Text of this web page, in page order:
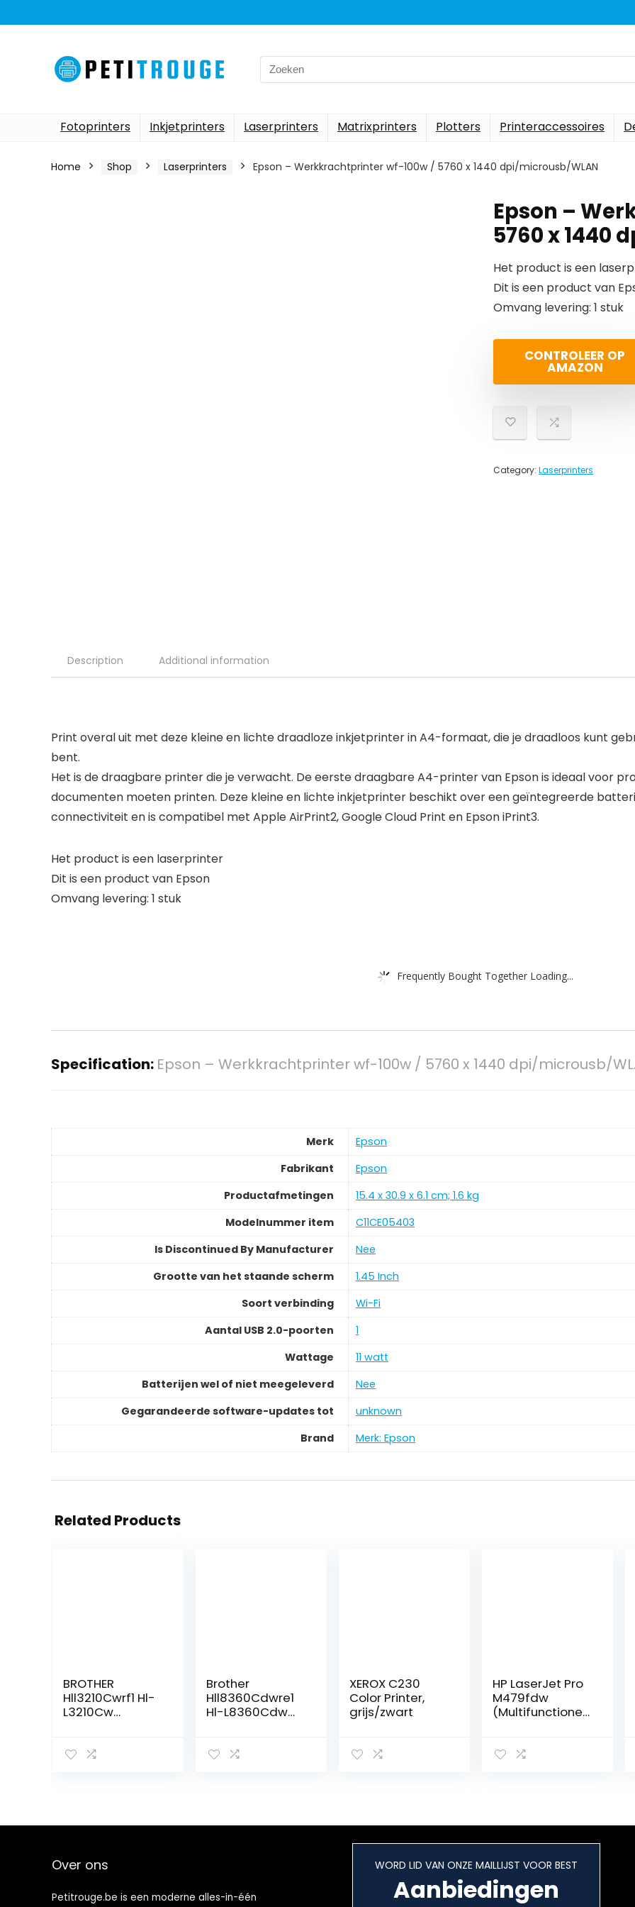
Search
for:
Fotoprinters Inkjetprinters Laserprinters Matrixprinters Plotters Printeraccessoires
Home Shop Laserprinters Epson – Werkkrachtprinter wf-100w / 5760 x 1440 dpi/microusb/WLAN
Epson –
5760 x 1440
Het product is een
Dit is een product van
Omvang levering: 1 stuk
CONTROLEER OP
AMAZON
Category: Laserprinters
Description Additional information
Print overal uit met deze kleine en lichte draadloze inkjetprinter in A4-formaat, die je draadloos kunt
bent.
Het is de draagbare printer die je verwacht. De eerste draagbare A4-printer van Epson is ideaal voor
documenten moeten printen. Deze kleine en lichte inkjetprinter beschikt over een geïntegreerde
connectiviteit en is compatibel met Apple AirPrint2, Google Cloud Print en Epson iPrint3.
Het product is een laserprinter
Dit is een product van Epson
Omvang levering: 1 stuk
Frequently Bought Together Loading...
Specification: Epson – Werkkrachtprinter wf-100w / 5760 x 1440 dpi/microusb/
Merk
‎Epson
Fabrikant
‎Epson
Productafmetingen
‎15.4 x 30.9 x 6.1 cm; 1.6 kg
Modelnummer item
‎C11CE05403
Is Discontinued By Manufacturer
‎Nee
Grootte van het staande scherm
‎1.45 Inch
Soort verbinding
‎Wi-Fi
Aantal USB 2.0-poorten
‎1
Wattage
‎11 watt
Batterijen wel of niet meegeleverd
‎Nee
Gegarandeerde software-updates tot
‎unknown
Brand
Merk: Epson
Related Products
BROTHER
Hll3210Cwrf1 Hl-
L3210Cw
Printer,A4,kleur
Brother
Hll8360Cdwre1
Hl-L8360Cdw
Laserprinter
XEROX C230
Color Printer,
grijs/zwart
HP LaserJet Pro
M479fdw
(Multifunctionel
Teams tot 10
Over ons
Petitrouge.be is een moderne alles-in-één
WORD LID VAN ONZE MAILLIJST VOOR BEST
Aanbiedingen